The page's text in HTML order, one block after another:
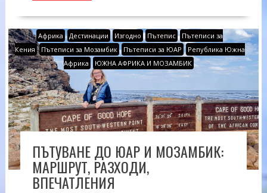
Африка Дестинации Изгодно Пътепис
Пътеписи за
Кения
Пътеписи за Мозамбик Пътеписи за ЮАР
Република Южна
Африка
ЮЖНА АФРИКА И МОЗАМБИК
ПЪТУВАНЕ ДО ЮАР И МОЗАМБИК:
МАРШРУТ, РАЗХОДИ,
ВПЕЧАТЛЕНИЯ